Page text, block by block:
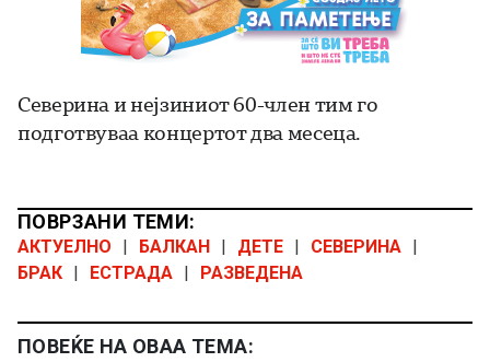
Северина и нејзиниот 60-член тим го
подготвуваа концертот два месеца.
ПОВРЗАНИ ТЕМИ:
АКТУЕЛНО БАЛКАН ДЕТЕ СЕВЕРИНА
БРАК
ЕСТРАДА РАЗВЕДЕНА
ПОВЕЌЕ НА ОВАА ТЕМА: